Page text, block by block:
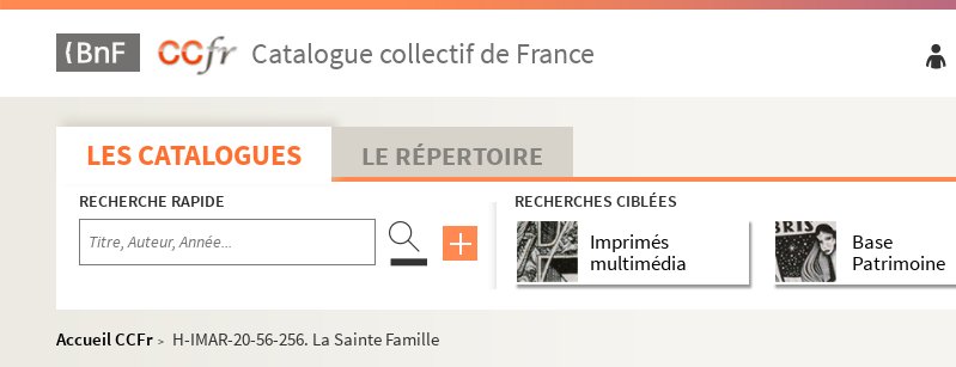
Catalogue collectif de France
LES CATALOGUES LE RÉPERTOIRE
RECHERCHE RAPIDE RECHERCHES CIBLÉES
Imprimés
multimédia
Base
Patrimoine
Accueil CCFr >
H-IMAR-20-56-256. La Sainte Famille
H-IMAR-20-53-229. La Sainte Famille
H-IMAR-20-53-230. La Sainte Famille
H-IMAR-20-53-231. La Sainte Famille
H-IMAR-20-53-232. La Sainte Famille
H-IMAR-20-53-233. La Sainte Famille
H-IMAR-20-53-234. La Sainte Famille